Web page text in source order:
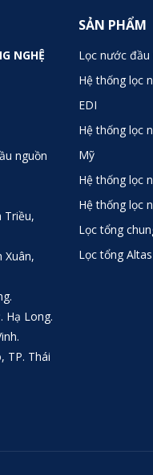
NGHỆ
nguồn
Triều,
Xuân,
Hạ Long.
TP. Thái
SẢN PHẨM
Lọc nước đầu
Hệ thống lọc
EDI
Hệ thống lọc
Mỹ
Hệ thống lọc
Hệ thống lọc
Lọc tổng
Lọc tổng